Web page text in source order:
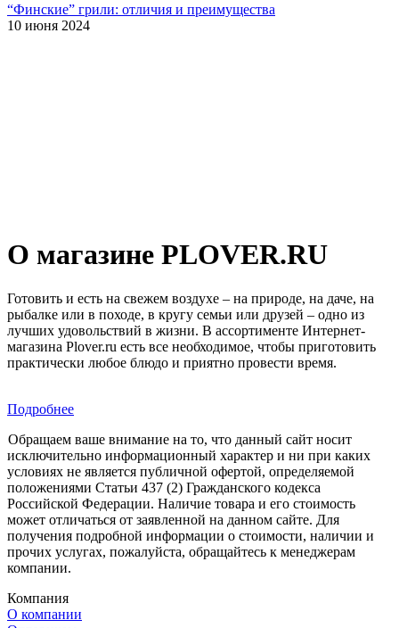
“Финские” грили: отличия и преимущества
10 июня 2024
О магазине PLOVER.RU
Готовить и есть на свежем воздухе – на природе, на даче, на
рыбалке или в походе, в кругу семьи или друзей – одно из
лучших удовольствий в жизни. В ассортименте Интернет-
магазина Plover.ru есть все необходимое, чтобы приготовить
практически любое блюдо и приятно провести время.
Подробнее
Обращаем ваше внимание на то, что данный сайт носит
исключительно информационный характер и ни при каких
условиях не является публичной офертой, определяемой
положениями Статьи 437 (2) Гражданского кодекса
Российской Федерации. Наличие товара и его стоимость
может отличаться от заявленной на данном сайте. Для
получения подробной информации о стоимости, наличии и
прочих услугах, пожалуйста, обращайтесь к менеджерам
компании.
Компания
О компании